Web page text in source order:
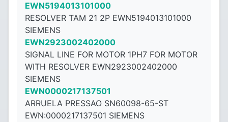
EWN5194013101000
RESOLVER TAM 21 2P EWN5194013101000
SIEMENS
EWN2923002402000
SIGNAL LINE FOR MOTOR 1PH7 FOR MOTOR
WITH RESOLVER EWN2923002402000
SIEMENS
EWN0000217137501
ARRUELA PRESSAO SN60098-65-ST
EWN:0000217137501 SIEMENS